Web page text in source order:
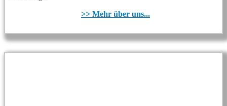
>> Mehr über uns...